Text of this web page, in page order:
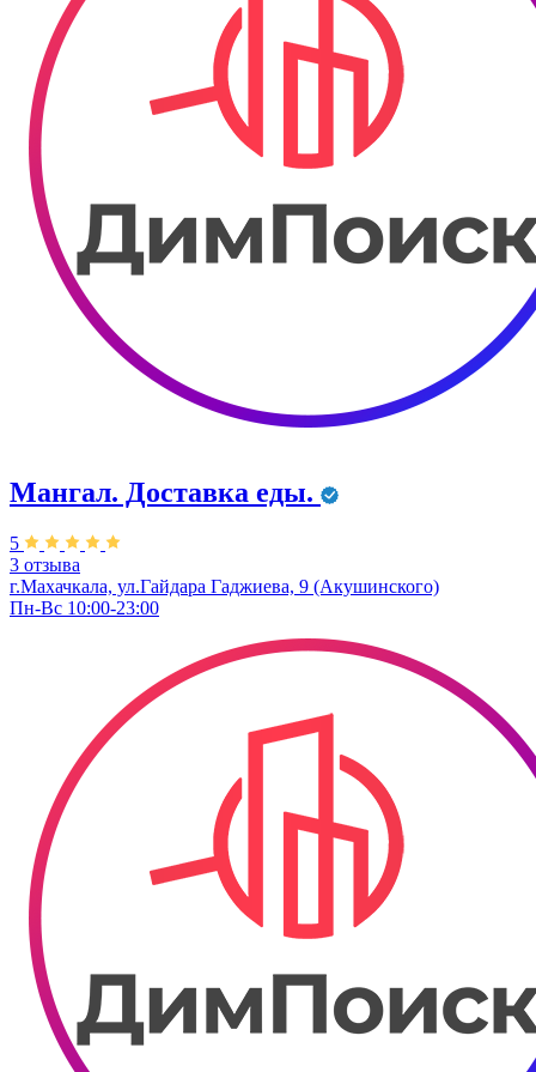
Мангал. Доставка еды.
5
3 отзыва
г.Махачкала, ул.Гайдара Гаджиева, 9 (Акушинского)
Пн-Вс 10:00-23:00